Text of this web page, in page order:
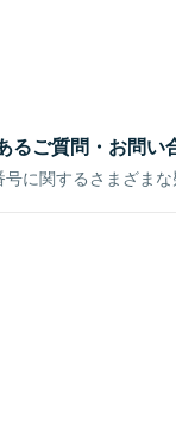
るご質問・お問い
に関するさまざまな